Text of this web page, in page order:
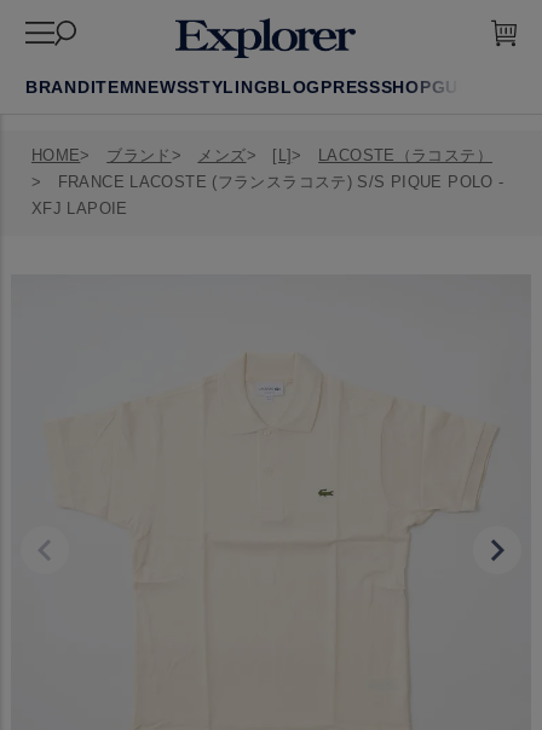
BRANDITEMNEWSSTYLINGBLOGPRESSSHOPGUIDE
HOME ブランド メンズ [L]
LACOSTE（ラコステ）
FRANCE LACOSTE (フランスラコステ) S/S PIQUE POLO -
XFJ LAPOIE